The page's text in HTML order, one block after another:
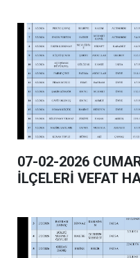
07-02-2026
İLÇELERİ VEFAT